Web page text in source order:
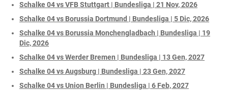
Schalke 04 vs VFB Stuttgart | Bundesliga | 21 Nov, 2026
Schalke 04 vs Borussia Dortmund | Bundesliga | 5 Dic, 2026
Schalke 04 vs Borussia Monchengladbach | Bundesliga | 19
Dic, 2026
Schalke 04 vs Werder Bremen | Bundesliga | 13 Gen, 2027
Schalke 04 vs Augsburg | Bundesliga | 23 Gen, 2027
Schalke 04 vs Union Berlin | Bundesliga | 6 Feb, 2027